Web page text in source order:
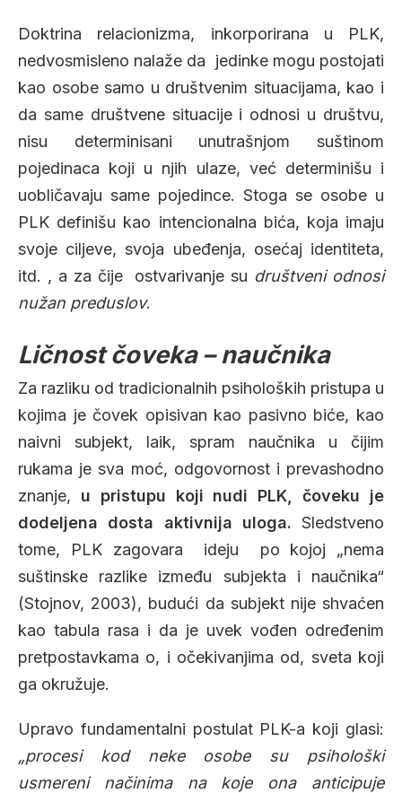
Doktrina relacionizma, inkorporirana u PLK,
nedvosmisleno nalaže da jedinke mogu postojati
kao osobe samo u društvenim situacijama, kao i
da same društvene situacije i odnosi u društvu,
nisu determinisani unutrašnjom suštinom
pojedinaca koji u njih ulaze, već determinišu i
uobličavaju same pojedince. Stoga se osobe u
PLK definišu kao intencionalna bića, koja imaju
svoje ciljeve, svoja ubeđenja, osećaj identiteta,
itd. , a za čije ostvarivanje su društveni odnosi
nužan preduslov.
Ličnost čoveka – naučnika
Za razliku od tradicionalnih psiholoških pristupa u
kojima je čovek opisivan kao pasivno biće, kao
naivni subjekt, laik, spram naučnika u čijim
rukama je sva moć, odgovornost i prevashodno
znanje, u pristupu koji nudi PLK, čoveku je
dodeljena dosta aktivnija uloga. Sledstveno
tome, PLK zagovara ideju po kojoj „nema
suštinske razlike između subjekta i naučnika“
(Stojnov, 2003), budući da subjekt nije shvaćen
kao tabula rasa i da je uvek vođen određenim
pretpostavkama o, i očekivanjima od, sveta koji
ga okružuje.
Upravo fundamentalni postulat PLK-a koji glasi:
„procesi kod neke osobe su psihološki
usmereni načinima na koje ona anticipuje